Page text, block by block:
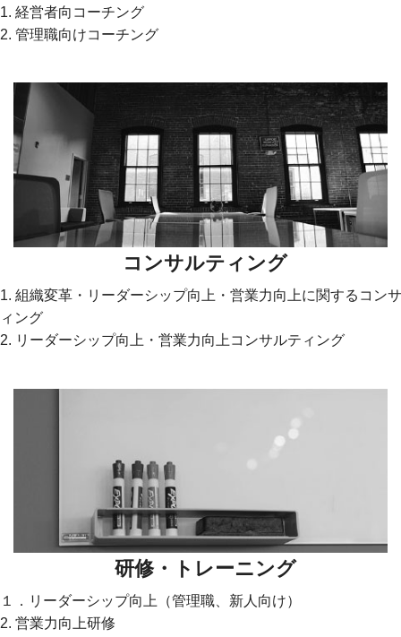
1. 経営者向コーチング
2. 管理職向けコーチング
コンサルティング
1. 組織変革・リーダーシップ向上・営業力向上に関するコン
ィング
2. リーダーシップ向上・営業力向上コンサルティング
研修・トレーニング
１．リーダーシップ向上（管理職、新人向け）
2. 営業力向上研修